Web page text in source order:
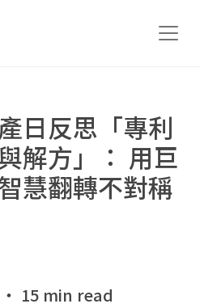
日反思「專利
解方」： 用巨
慧翻轉不對稱
15 min read